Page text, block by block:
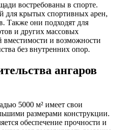
востребованы в спорте.
для крытых спортивных арен,
Также они подходят для
и других массовых
вместимости и возможности
без внутренних опор.
ангаров
5000 м² имеет свои
размерами конструкции.
обеспечение прочности и